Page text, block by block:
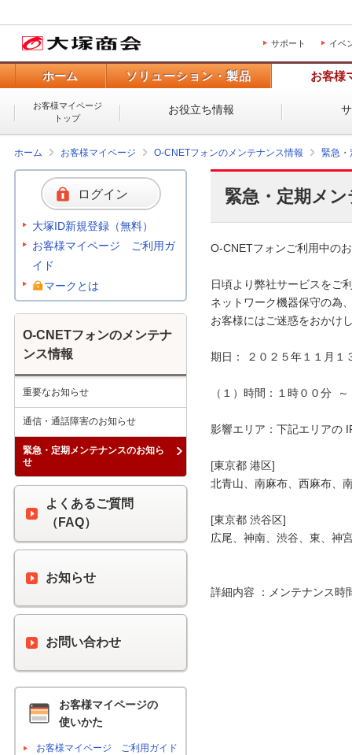
サポート イベ
ホーム ソリューション・製品 お客様
お客様マイページ
トップ
お役立ち情報
ホーム お客様マイページ O-CNETフォンのメンテナンス情報 緊急・
緊急・定期メ
O-CNETフォンご利用中の
日頃より弊社サービスをご
ネットワーク機器保守の為
お客様にはご迷惑をおかけ
期日： ２０２５年１１月１
（１）時間：１時００分
影響エリア：下記エリアの
[東京都 港区]
北青山、南麻布、西麻布、
[東京都 渋谷区]
広尾、神南、渋谷、東、神
詳細内容 ：メンテナンス時
ログイン
大塚ID新規登録（無料）
お客様マイページ ご利用ガ
イド
マークとは
O-CNETフォンのメンテナ
ンス情報
重要なお知らせ
通信・通話障害のお知らせ
緊急・定期メンテナンスのお知ら
せ
よくあるご質問
（FAQ）
お知らせ
お問い合わせ
お客様マイページの
使いかた
お客様マイページ ご利用ガイド